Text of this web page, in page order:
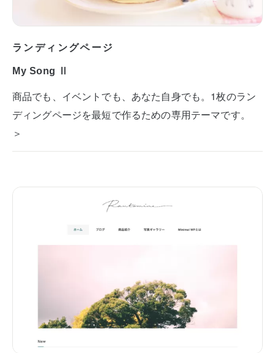
ランディングページ
My Song Ⅱ
商品でも、イベントでも、あなた自身でも。1枚のラン
ディングページを最短で作るための専用テーマです。
＞